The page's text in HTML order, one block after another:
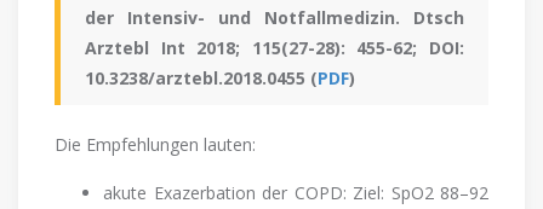
der Intensiv- und Notfallmedizin. Dtsch
Arztebl Int 2018; 115(27-28): 455-62; DOI:
10.3238/arztebl.2018.0455 (PDF)
Die Empfehlungen lauten:
akute Exazerbation der COPD: Ziel: SpO2 88–92